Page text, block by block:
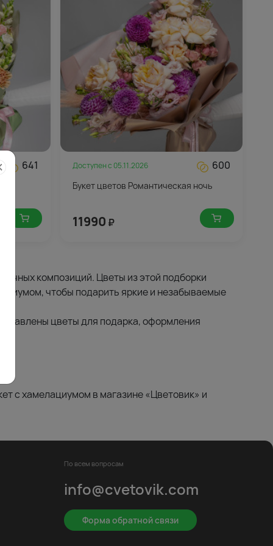
641 Доступен с 05.11.2026 600
Букет цветов Романтическая ночь
11990 ₽
композиций. Цветы из этой подборки
чтобы подарить яркие и незабываемые
цветы для подарка, оформления
с хамелациумом в магазине «Цветовик» и
По всем вопросам
info@cvetovik.com
Форма обратной связи